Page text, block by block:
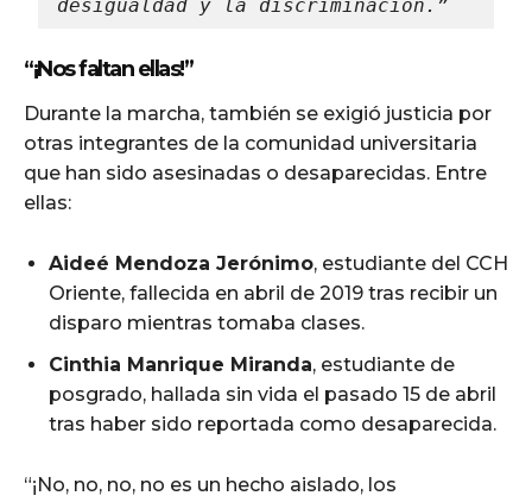
desigualdad y la discriminación.”
“¡Nos faltan ellas!”
Durante la marcha, también se exigió justicia por
otras integrantes de la comunidad universitaria
que han sido asesinadas o desaparecidas. Entre
ellas:
Aideé Mendoza Jerónimo, estudiante del CCH
Oriente, fallecida en abril de 2019 tras recibir un
disparo mientras tomaba clases.
Cinthia Manrique Miranda, estudiante de
posgrado, hallada sin vida el pasado 15 de abril
tras haber sido reportada como desaparecida.
“¡No, no, no, no es un hecho aislado, los